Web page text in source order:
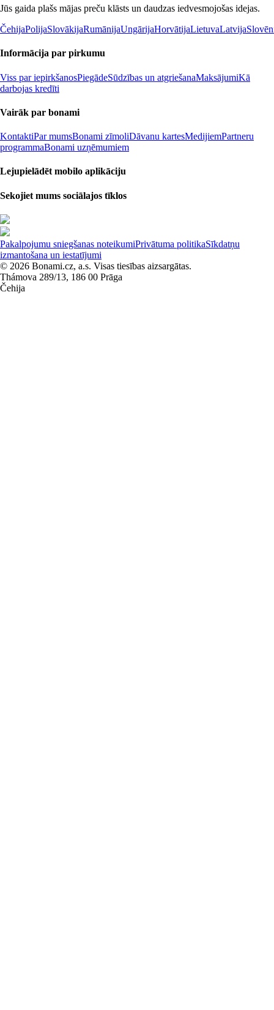
Jūs gaida plašs mājas preču klāsts un daudzas iedvesmojošas idejas.
ČehijaPolijaSlovākijaRumānijaUngārijaHorvātijaLietuvaLatvija
Informācija par pirkumu
Viss par iepirkšanosPiegādeSūdzības un atgriešanaMaksājumiKā
darbojas kredīti
Vairāk par bonami
KontaktiPar mumsBonami zīmoliDāvanu kartesMedijiemPartneru
programmaBonami uzņēmumiem
Lejupielādēt mobilo aplikāciju
Sekojiet mums sociālajos tīklos
Pakalpojumu sniegšanas noteikumiPrivātuma politikaSīkdatņu
izmantošana un iestatījumi
© 2026 Bonami.cz, a.s. Visas tiesības aizsargātas.
Thámova 289/13, 186 00 Prāga
Čehija